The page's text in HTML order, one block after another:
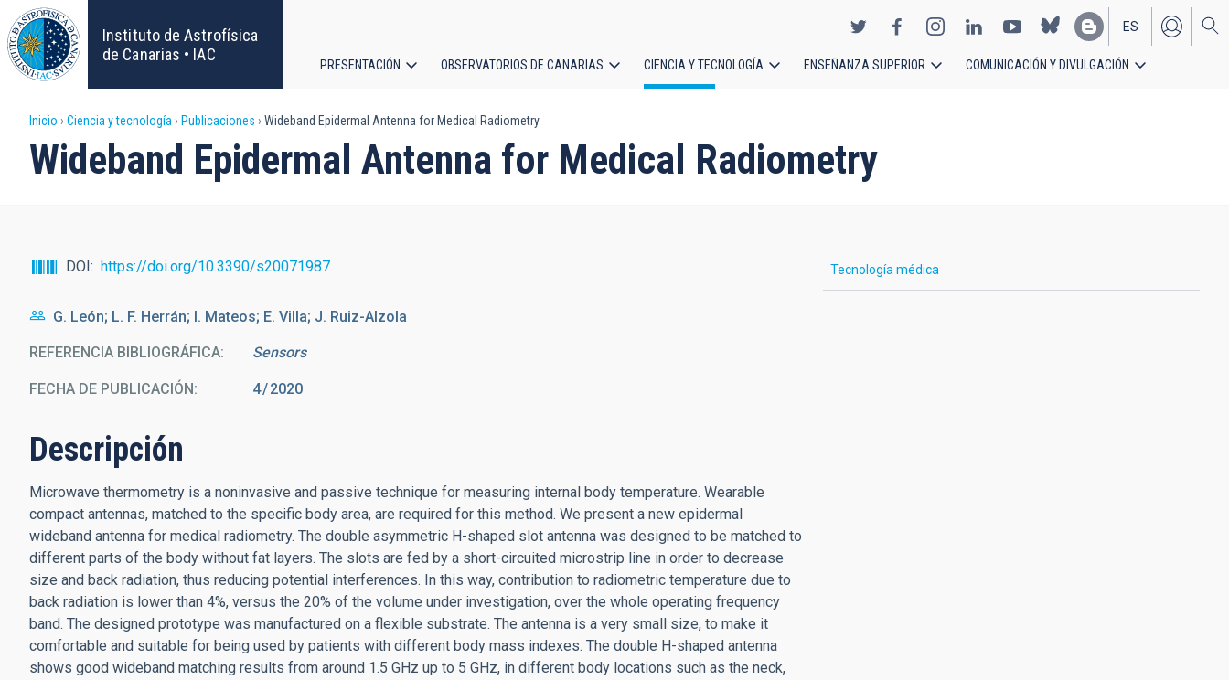
Pasar
al
contenido
principal
Instituto de Astrofísica
de Canarias • IAC
EN
ES
principal
PRESENTACIÓN OBSERVATORIOS DE CANARIAS CIENCIA Y TECNOLOGÍA ENSEÑANZA SUPERIOR COMUNICACIÓN Y DIVULGACIÓN
Sobrescribir
enlaces
ayuda
a
la
navegación
Inicio Ciencia y tecnología Publicaciones Wideband Epidermal Antenna for Medical Radiometry
Wideband Epidermal Antenna for Medical Radiometry
DOI https://doi.org/10.3390/s20071987
G. León; L. F. Herrán; I. Mateos; E. Villa; J. Ruiz-Alzola
REFERENCIA BIBLIOGRÁFICA Sensors
FECHA DE PUBLICACIÓN: 4 2020
Descripción
Microwave thermometry is a noninvasive and passive technique for measuring internal body temperature. Wearable
compact antennas, matched to the specific body area, are required for this method. We present a new epidermal
wideband antenna for medical radiometry. The double asymmetric H-shaped slot antenna was designed to be matched to
different parts of the body without fat layers. The slots are fed by a short-circuited microstrip line in order to decrease
size and back radiation, thus reducing potential interferences. In this way, contribution to radiometric temperature due to
back radiation is lower than 4%, versus the 20% of the volume under investigation, over the whole operating frequency
band. The designed prototype was manufactured on a flexible substrate. The antenna is a very small size, to make it
comfortable and suitable for being used by patients with different body mass indexes. The double H-shaped antenna
shows good wideband matching results from around 1.5 GHz up to 5 GHz, in different body locations such as the neck,
Tecnología médica